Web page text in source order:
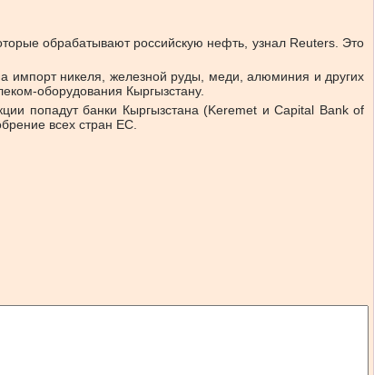
обрабатывают российскую нефть, узнал Reuters. Это
импорт никеля, железной руды, меди, алюминия и других
оборудования Кыргызстану.
попадут банки Кыргызстана (Keremet и Capital Bank of
всех стран ЕС.